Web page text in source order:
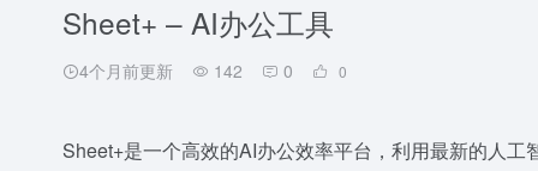
Sheet+ – AI办公工具
4个月前更新 142 0 0
Sheet+是一个高效的AI办公效率平台，利用最新的人